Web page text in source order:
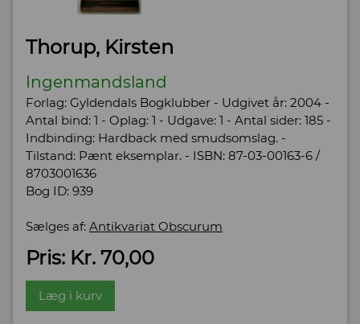
Thorup, Kirsten
Ingenmandsland
Forlag: Gyldendals Bogklubber - Udgivet år: 2004 -
Antal bind: 1 - Oplag: 1 - Udgave: 1 - Antal sider: 185 -
Indbinding: Hardback med smudsomslag. -
Tilstand: Pænt eksemplar. - ISBN: 87-03-00163-6 /
8703001636
Bog ID: 939
Sælges af: Antikvariat Obscurum
Pris: Kr. 70,00
Læg i kurv